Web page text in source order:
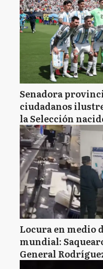
Senadora
ciudadanos
la Selección
Locura en medio
mundial:
General